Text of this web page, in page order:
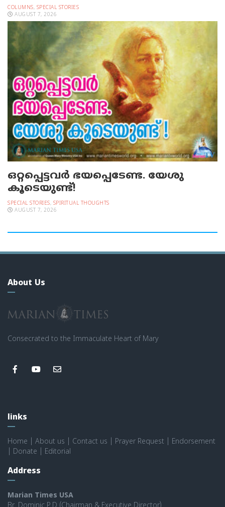
COLUMNS, SPECIAL STORIES
AUGUST 7, 2026
ഒറ്റപ്പെട്ടവര്‍ ഭയപ്പെടേണ്ട. യേശു
കൂടെയുണ്ട്!
SPECIAL STORIES, SPIRITUAL THOUGHTS
AUGUST 7, 2026
About Us
Consecrated to the Immaculate Heart of Mary
links
Home About us Contact us Prayer Request
Endorsement
Donate Editorial
Address
Marian Times USA